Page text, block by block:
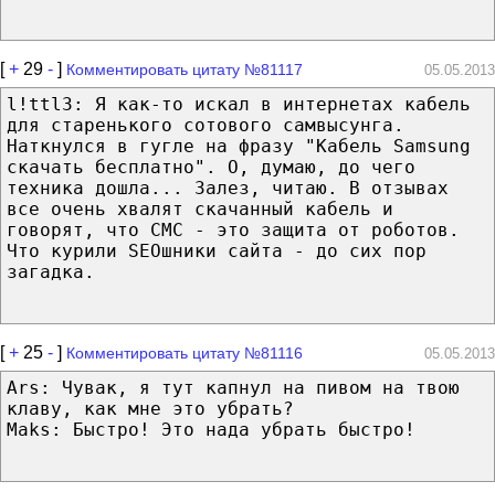
[+ 29 - ] Комментировать цитату №81117 05.05.2013
l!ttl3: Я как-то искал в интернетах кабель
для старенького сотового самвысунга.
Наткнулся в гугле на фразу "Кабель Samsung
скачать бесплатно". О, думаю, до чего
техника дошла... Залез, читаю. В отзывах
все очень хвалят скачанный кабель и
говорят, что СМС - это защита от роботов.
Что курили SEOшники сайта - до сих пор
загадка.
[+ 25 - ] Комментировать цитату №81116 05.05.2013
Ars: Чувак, я тут капнул на пивом на твою
клаву, как мне это убрать?
Maks: Быстро! Это нада убрать быстро!